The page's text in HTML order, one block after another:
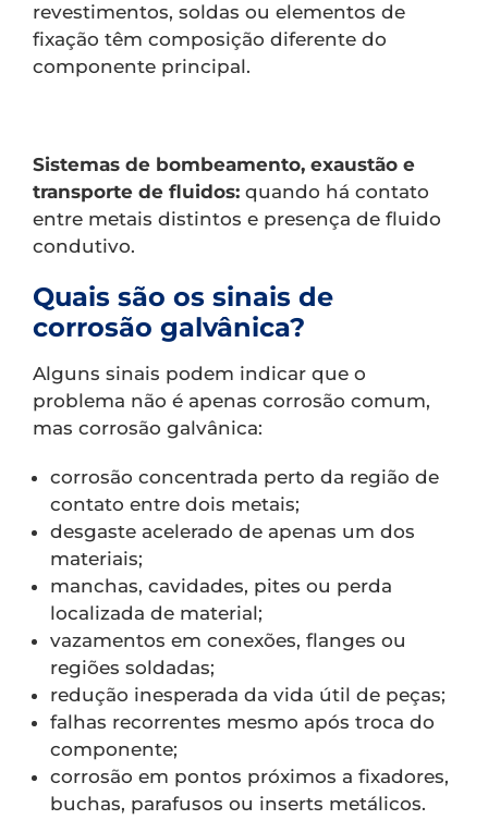
revestimentos, soldas ou elementos de
fixação têm composição diferente do
componente principal.
Sistemas de bombeamento, exaustão e
transporte de fluidos: quando há contato
entre metais distintos e presença de fluido
condutivo.
Quais são os sinais de
corrosão galvânica?
Alguns sinais podem indicar que o
problema não é apenas corrosão comum,
mas corrosão galvânica:
corrosão concentrada perto da região de
contato entre dois metais;
desgaste acelerado de apenas um dos
materiais;
manchas, cavidades, pites ou perda
localizada de material;
vazamentos em conexões, flanges ou
regiões soldadas;
redução inesperada da vida útil de peças;
falhas recorrentes mesmo após troca do
componente;
corrosão em pontos próximos a fixadores,
buchas, parafusos ou inserts metálicos.